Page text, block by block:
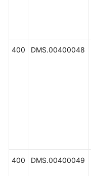
书
统
400 DMS.00400048
400 DMS.00400049